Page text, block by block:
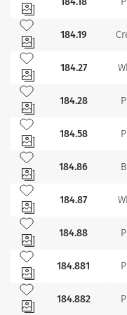
Lägg till bland mina
184.19
Lägg till bland mina
184.27
Lägg till bland mina
184.28
Lägg till bland mina
184.58
Lägg till bland mina
184.86
Lägg till bland mina
184.87
Lägg till bland mina
184.88
Lägg till bland mina
184.881
Lägg till bland mina
184.882